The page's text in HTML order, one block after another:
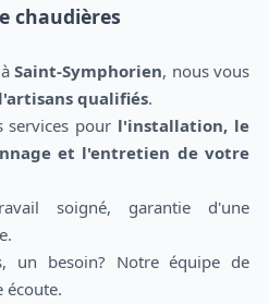
chaudières
àSaint-Symphorien, nous vous
qualifiés.
services pour l'installation, le
et l'entretien de votre
soigné, garantie d'une
un besoin? Notre équipe de
écoute.